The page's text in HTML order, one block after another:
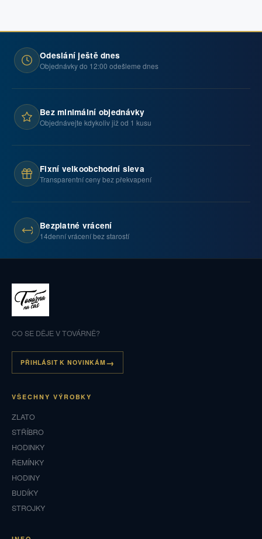
Odeslání ještě dnes
Objednávky do 12:00 odešleme dnes
Bez minimální objednávky
Objednávejte kdykoliv již od 1 kusu
Fixní velkoobchodní sleva
Transparentní ceny bez překvapení
Bezplatné vrácení
14denní vrácení bez starostí
CO SE DĚJE V TOVÁRNĚ?
PŘIHLÁSIT K NOVINKÁM
VŠECHNY VÝROBKY
ZLATO
STŘÍBRO
HODINKY
ŘEMÍNKY
HODINY
BUDÍKY
STROJKY